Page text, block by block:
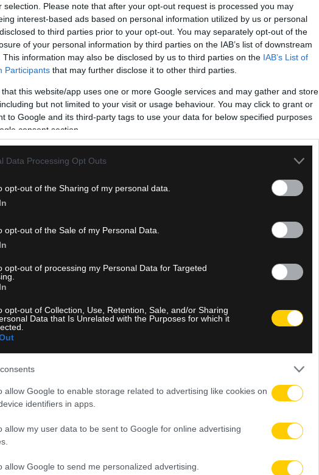
selection. Please note that after your opt-out request is processed you may
interest-based ads based on personal information utilized by us or personal
to third parties prior to your opt-out. You may separately opt-out of the
of your personal information by third parties on the IAB’s list of downstream
This information may also be disclosed by us to third parties on the IAB’s List of
Participants that may further disclose it to other third parties.
that this website/app uses one or more Google services and may gather and store
but not limited to your visit or usage behaviour. You may click to grant or
to Google and its third-party tags to use your data for below specified purposes
consent section.
Data Processing Opt Outs
opt-out of the Sharing of my personal data.
opt-out of the Sale of my Personal Data.
opt-out of processing my Personal Data for Targeted
opt-out of Collection, Use, Retention, Sale, and/or Sharing
Data that Is Unrelated with the Purposes for which it
allow Google to enable storage related to advertising like cookies on
identifiers in apps.
allow my user data to be sent to Google for online advertising
allow Google to send me personalized advertising.
ό,τι περνά από το χέρι του ώστε η ομάδα να δηλώσει δυναμικό
Ήπειρο.
θέλει στο πλευρό του τον κόσμο της ΑΕΚ. Στο πλαίσιο αυτό,
προκειμένου να τους αναλύσει διεξοδικά τα δεδομένα ενόψει της
γήπεδο
ότι η «Βασίλισσα» έχει ανάγκη τη στήριξη της Original 21.
της αγοράς των εισιτηρίων διαρκείας όσο και με τη
πρέπει να σταθεί στο πλευρό του τμήματος και η εικόνα του
βραδιές του Basketball Champions League (BCL).
το ζήτημα του ΣΕΦ
να παρουσιάζει τα όσα έχουν γίνει γύρω από το θέμα της